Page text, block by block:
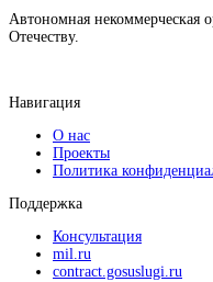
Автономная некоммерческая
Отечеству.
Навигация
О нас
Проекты
Политика
Поддержка
Консультация
mil.ru
contract.gosuslugi.ru